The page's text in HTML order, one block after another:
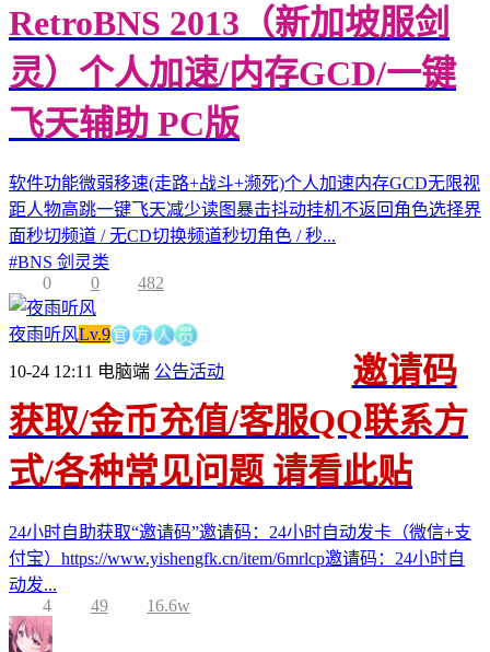
RetroBNS 2013（新加坡服剑
灵）个人加速/内存GCD/一键
飞天辅助 PC版
软件功能微弱移速(走路+战斗+濒死)个人加速内存GCD无限视
距人物高跳一键飞天减少读图暴击抖动挂机不返回角色选择界
面秒切频道 / 无CD切换频道秒切角色 / 秒...
#BNS 剑灵类
0
0 482
夜雨听风Lv.9官方人 员
10-24 12:11 电脑端 公告活动
邀请码
获取/金币充值/客服QQ联系方
式/各种常见问题 请看此贴
24小时自助获取“邀请码”邀请码：24小时自动发卡（微信+支
付宝）https://www.yishengfk.cn/item/6mrlcp邀请码：24小时自
动发...
4
49 16.6w